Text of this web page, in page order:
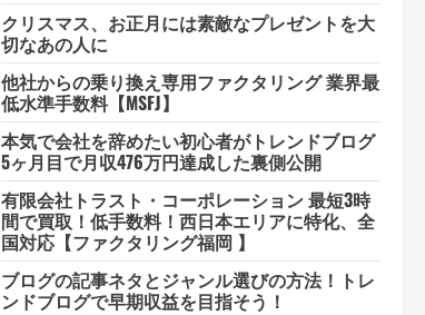
クリスマス、お正月には素敵なプレゼントを大
切なあの人に
他社からの乗り換え専用ファクタリング 業界最
低水準手数料【MSFJ】
本気で会社を辞めたい初心者がトレンドブログ
5ヶ月目で月収476万円達成した裏側公開
有限会社トラスト・コーポレーション 最短3時
間で買取！低手数料！西日本エリアに特化、全
国対応【ファクタリング福岡 】
ブログの記事ネタとジャンル選びの方法！トレ
ンドブログで早期収益を目指そう！